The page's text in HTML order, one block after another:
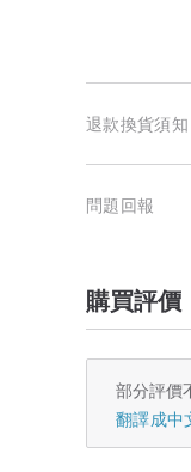
退款換貨須知
問題回報
購買評價
部分評價
翻譯成中